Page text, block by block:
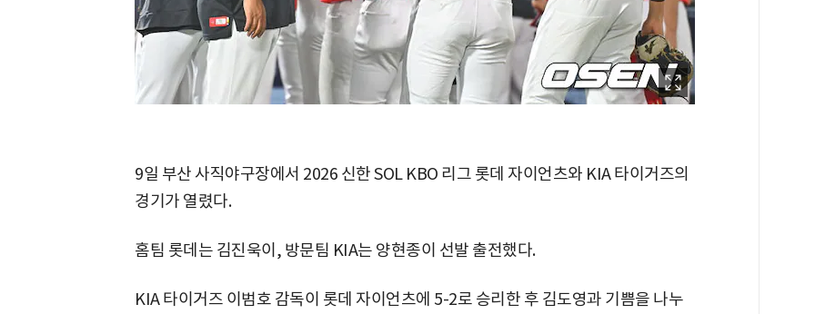
9일 부산 사직야구장에서 2026 신한 SOL KBO 리그 롯데 자이언츠와 KIA 타이거즈의
경기가 열렸다.
홈팀 롯데는 김진욱이, 방문팀 KIA는 양현종이 선발 출전했다.
KIA 타이거즈 이범호 감독이 롯데 자이언츠에 5-2로 승리한 후 김도영과 기쁨을 나누